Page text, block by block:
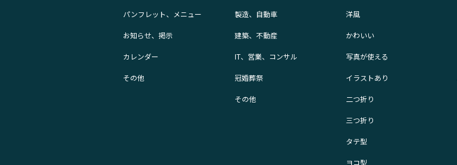
パンフレット、メニュー
お知らせ、掲示
カレンダー
その他
製造、自動車
建築、不動産
IT、営業、コンサル
冠婚葬祭
その他
洋風
かわいい
写真が使える
イラストあり
二つ折り
三つ折り
タテ型
ヨコ型